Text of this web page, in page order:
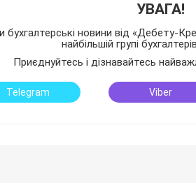
УВАГА!
новини від «Дебету-
найбільшій групі
Приєднуйтесь і дізнавайтесь
Telegram Viber